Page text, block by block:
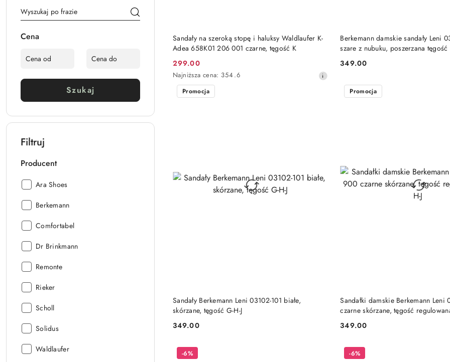
Cena
Szukaj
Filtruj
Producent
Producent:
Ara Shoes
Producent:
Berkemann
Producent:
Comfortabel
Producent:
Dr Brinkmann
Producent:
Remonte
Producent:
Rieker
Producent:
Scholl
Producent:
Solidus
Producent:
Waldlaufer
Sandały na szeroką stopę i haluksy Waldlaufer K-
Adea 658K01 206 001 czarne, tęgość K
Cena
promocyjna:
299.00
Najniższa
cena
Najniższa cena: 354.6
DO KOSZYKA
Berkemann damskie sandały Leni
szare z nubuku, poszerzana tęgość
Cena:
349.00
DO KOSZYKA
Sandały Berkemann Leni 03102-101 białe,
skórzane, tęgość G-H-J
Cena:
349.00
Promocja
DO KOSZYKA
Sandałki damskie Berkemann Leni
czarne skórzane, tęgość
Cena:
349.00
Promocja
DO KOSZYKA
-6% -6%